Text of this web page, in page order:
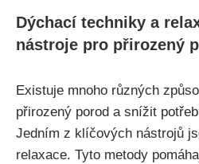
Dýchací techniky a
nástroje pro přirozený
Existuje mnoho různých
přirozený⁣ porod a snížit
Jedním z klíčových nástrojů
relaxace. Tyto metody